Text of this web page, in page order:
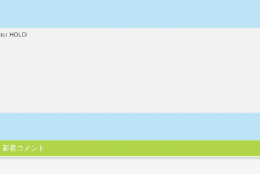
HOLDI
新着コメント